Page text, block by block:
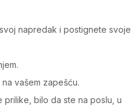
napredak i postignete svoje
vašem zapešću.
prilike, bilo da ste na poslu, u